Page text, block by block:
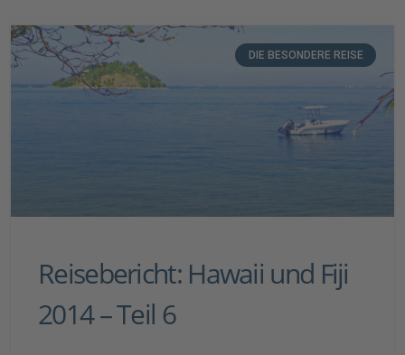
DIE BESONDERE REISE
Reisebericht: Hawaii und Fiji
2014 – Teil 6